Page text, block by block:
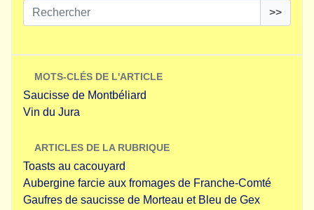
>>
MOTS-CLÉS DE L'ARTICLE
Saucisse de Montbéliard
Vin du Jura
ARTICLES DE LA RUBRIQUE
Toasts au cacouyard
Aubergine farcie aux fromages de Franche-Comté
Gaufres de saucisse de Morteau et Bleu de Gex